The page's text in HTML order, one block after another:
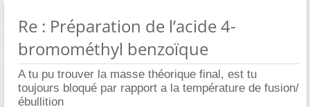
Re : Préparation de l’acide 4-
bromométhyl benzoïque
A tu pu trouver la masse théorique final, est tu
toujours bloqué par rapport a la température de fusion/
ébullition